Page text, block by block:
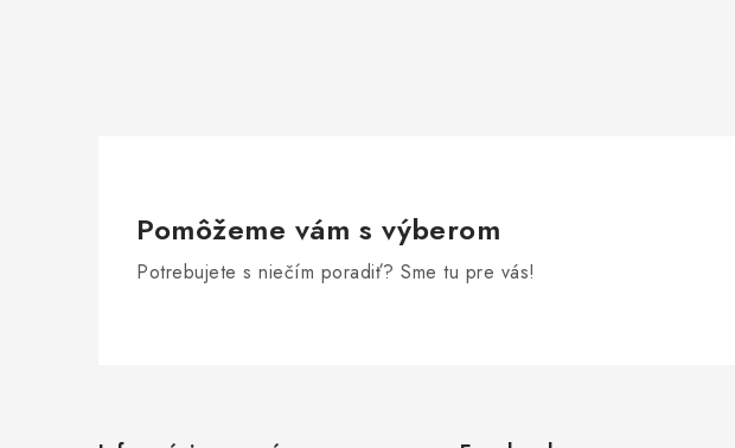
Pomôžeme vám s výberom
Potrebujete s niečím poradiť? Sme tu pre vás!